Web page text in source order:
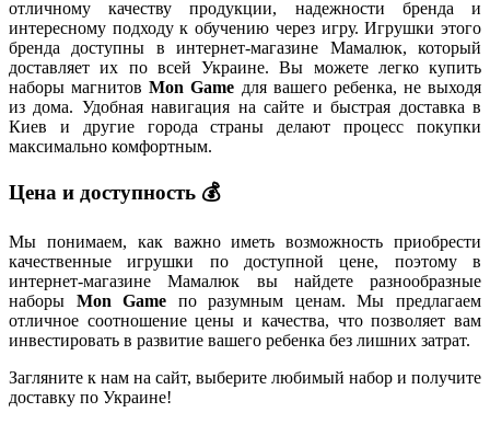
отличному качеству продукции, надежности бренда и
интересному подходу к обучению через игру. Игрушки этого
бренда доступны в интернет-магазине Мамалюк, который
доставляет их по всей Украине. Вы можете легко купить
наборы магнитовMon Game для вашего ребенка, не выходя
из дома. Удобная навигация на сайте и быстрая доставка в
Киев и другие города страны делают процесс покупки
максимально комфортным.
Цена и доступность 💰
Мы понимаем, как важно иметь возможность приобрести
качественные игрушки по доступной цене, поэтому в
интернет-магазине Мамалюк вы найдете разнообразные
наборы Mon Game по разумным ценам. Мы предлагаем
отличное соотношение цены и качества, что позволяет вам
инвестировать в развитие вашего ребенка без лишних затрат.
Загляните к нам на сайт, выберите любимый набор и получите
доставку по Украине!